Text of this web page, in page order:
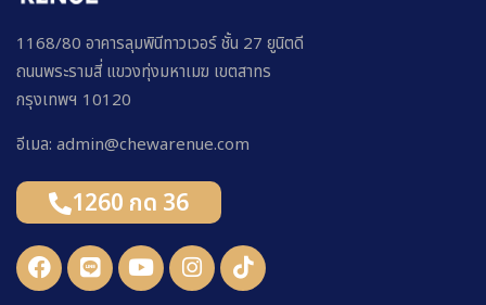
1168/80 อาคารลุมพินีทาวเวอร์ ชั้น 27 ยูนิตดี
ถนนพระรามสี่ แขวงทุ่งมหาเมฆ เขตสาทร
กรุงเทพฯ 10120
อีเมล: admin@chewarenue.com
1260 กด 36